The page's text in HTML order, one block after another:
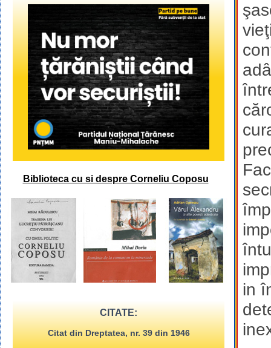
in
Biblioteca cu si despre Corneliu Coposu
CITATE:
Citat din Dreptatea, nr. 39 din 1946